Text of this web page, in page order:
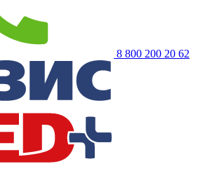
8 800 200 20 62